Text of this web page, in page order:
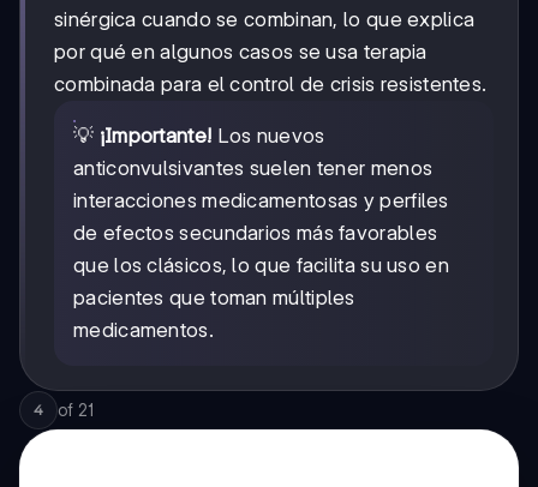
sinérgica cuando se combinan, lo que explica
por qué en algunos casos se usa terapia
combinada para el control de crisis resistentes.
💡 ¡Importante! Los nuevos
anticonvulsivantes suelen tener menos
interacciones medicamentosas y perfiles
de efectos secundarios más favorables
que los clásicos, lo que facilita su uso en
pacientes que toman múltiples
medicamentos.
4 of 21